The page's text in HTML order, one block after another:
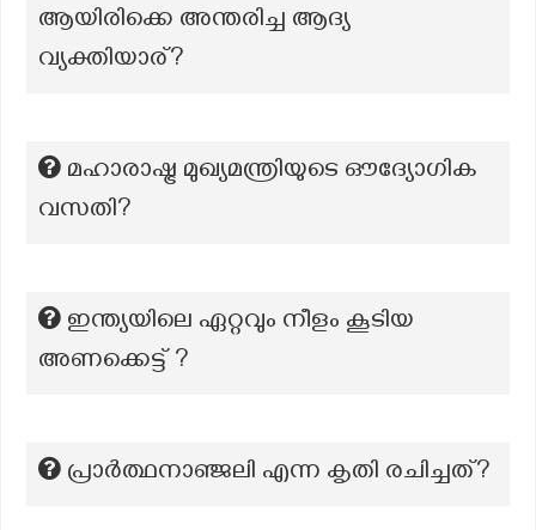
ആയിരിക്കെ അന്തരിച്ച ആദ്യ
വ്യക്തിയാര്?
മഹാരാഷ്ട്ര മുഖ്യമന്ത്രിയുടെ ഔദ്യോഗിക
വസതി?
ഇന്ത്യയിലെ ഏറ്റവും നീളം കൂടിയ
അണക്കെട്ട് ?
പ്രാർത്ഥനാഞ്ജലി എന്ന കൃതി രചിച്ചത്?